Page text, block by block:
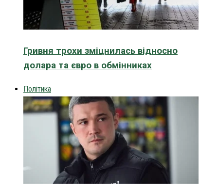
Гривня трохи зміцнилась відносно
долара та євро в обмінниках
Політика